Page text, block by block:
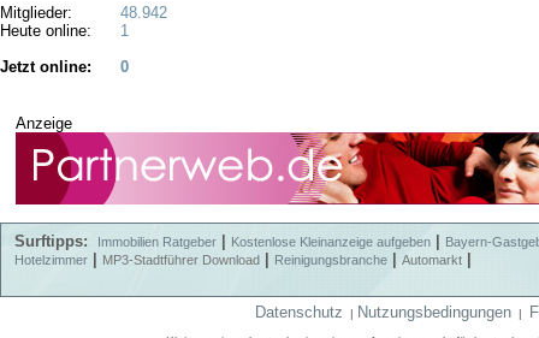
Mitglieder:
Heute online:
48.942
1
Jetzt online:
0
Anzeige
Surftipps: Immobilien Ratgeber Kostenlose Kleinanzeige aufgeben
Bayern-
Hotelzimmer
MP3-Stadtführer Download Reinigungsbranche Automarkt
Datenschutz | Nutzungsbedingungen |